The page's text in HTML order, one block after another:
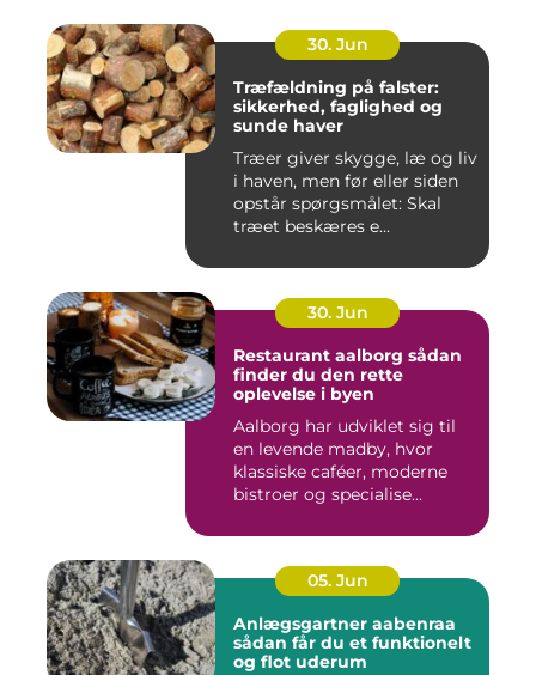
30. Jun
Træfældning på falster:
sikkerhed, faglighed og
sunde haver
Træer giver skygge, læ og liv
i haven, men før eller siden
opstår spørgsmålet: Skal
træet beskæres e...
30. Jun
Restaurant aalborg sådan
finder du den rette
oplevelse i byen
Aalborg har udviklet sig til
en levende madby, hvor
klassiske caféer, moderne
bistroer og specialise...
05. Jun
Anlægsgartner aabenraa
sådan får du et funktionelt
og flot uderum